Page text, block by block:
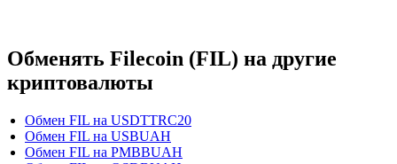
Обменять Filecoin (FIL) на другие
криптовалюты
Обмен FIL на USDTTRC20
Обмен FIL на USBUAH
Обмен FIL на PMBBUAH